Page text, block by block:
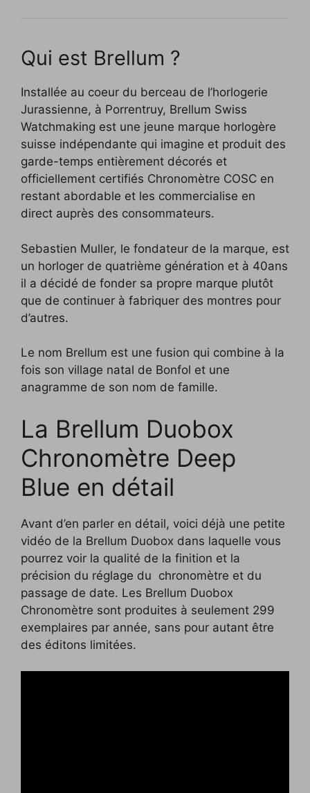
Qui est Brellum ?
Installée au coeur du berceau de l’horlogerie
Jurassienne, à Porrentruy, Brellum Swiss
Watchmaking est une jeune marque horlogère
suisse indépendante qui imagine et produit des
garde-temps entièrement décorés et
officiellement certifiés Chronomètre COSC en
restant abordable et les commercialise en
direct auprès des consommateurs.
Sebastien Muller, le fondateur de la marque, est
un horloger de quatrième génération et à 40ans
il a décidé de fonder sa propre marque plutôt
que de continuer à fabriquer des montres pour
d’autres.
Le nom Brellum est une fusion qui combine à la
fois son village natal de Bonfol et une
anagramme de son nom de famille.
La Brellum Duobox
Chronomètre Deep
Blue en détail
Avant d’en parler en détail, voici déjà une petite
vidéo de la Brellum Duobox dans laquelle vous
pourrez voir la qualité de la finition et la
précision du réglage du chronomètre et du
passage de date. Les Brellum Duobox
Chronomètre sont produites à seulement 299
exemplaires par année, sans pour autant être
des éditons limitées.